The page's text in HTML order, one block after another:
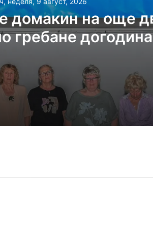
домакин на още
гребане догодина
Световни по гребане догодина
пожарът е овладян